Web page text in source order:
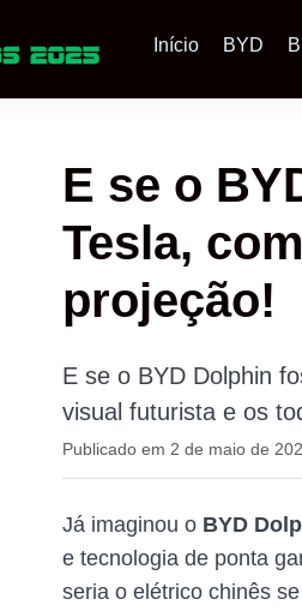
Início BYD
E se o
Tesla,
projeção!
E se o BYD Dolphin
visual futurista e os
Publicado em 2 de maio de
Já imaginou o BYD
e tecnologia de ponta
seria o elétrico chinês